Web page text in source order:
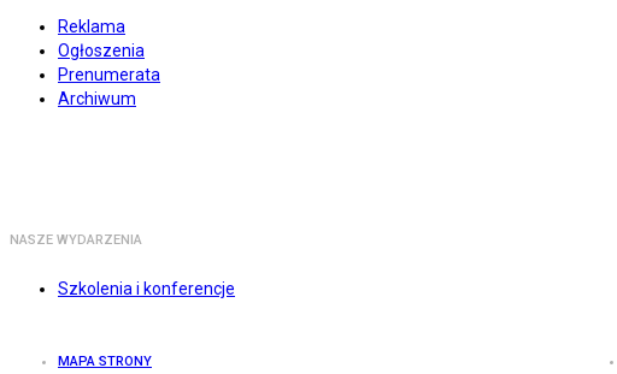
Reklama
Ogłoszenia
Prenumerata
Archiwum
NASZE WYDARZENIA
Szkolenia i konferencje
MAPA STRONY